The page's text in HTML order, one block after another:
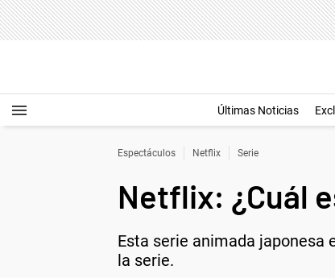
Últimas Noticias
Espectáculos Netflix Serie
Netflix: ¿Cuál
Esta serie animada japonesa
la serie.